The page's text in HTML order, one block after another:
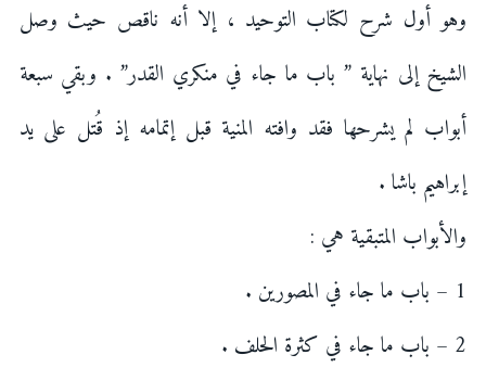
وهو أول شرح لكتاب التوحيد ، إلا أنه ناقص حيث وصل
الشيخ إلى نهاية ” باب ما جاء في منكري القدر” . وبقي سبعة
أبواب لم يشرحها فقد وافته المنية قبل إتمامه إذ قُتل على يد
إبراهيم باشا .
والأبواب المتبقية هي :
1 – باب ما جاء في المصورين .
2 – باب ما جاء في كثرة الحلف .